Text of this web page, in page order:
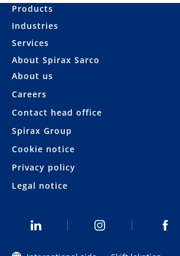
Products
Industries
Services
About Spirax Sarco
About us
Careers
Contact head office
Spirax Group
Cookie notice
Privacy policy
Legal notice